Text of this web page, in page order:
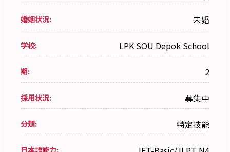
婚姻状況: 未婚
学校: LPK SOU Depok School
期: 2
採用状況: 募集中
分類: 特定技能
日本語能力: